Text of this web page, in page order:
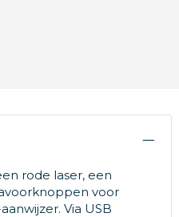
rode laser, een
voor
Via USB